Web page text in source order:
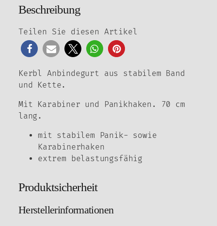
Beschreibung
Teilen Sie diesen Artikel
Kerbl Anbindegurt aus stabilem Band
und Kette.
Mit Karabiner und Panikhaken. 70 cm
lang.
mit stabilem Panik- sowie
Karabinerhaken
extrem belastungsfähig
Produktsicherheit
Herstellerinformationen